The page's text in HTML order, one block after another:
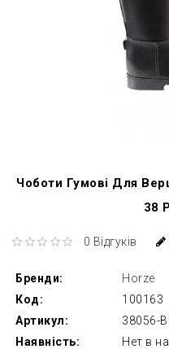
Чоботи Гумові Для
38
0 Відгуків
Бренди:
Horze
Код:
100163
Артикул:
38056-
Наявність:
Нет в